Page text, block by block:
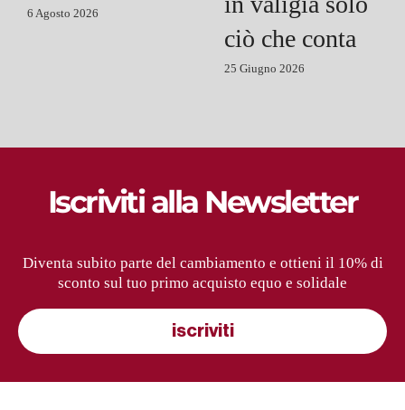
6 Agosto 2026
ciò che conta
25 Giugno 2026
Iscriviti alla Newsletter
Diventa subito parte del cambiamento e ottieni il 10% di
sconto sul tuo primo acquisto equo e solidale
iscriviti